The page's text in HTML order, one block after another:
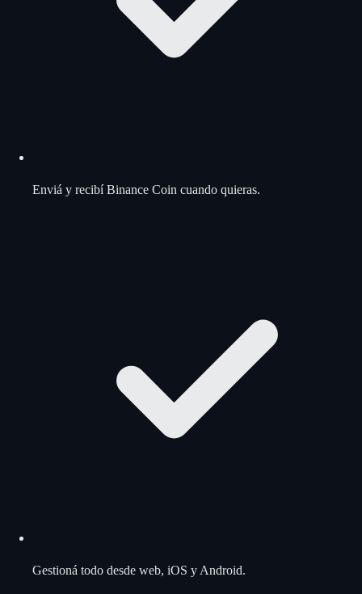
Enviá y recibí Binance Coin cuando quieras.
Gestioná todo desde web, iOS y Android.